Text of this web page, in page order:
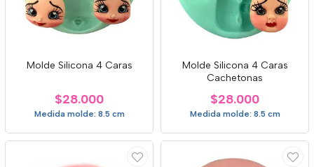
Molde Silicona 4 Caras
$28.000
Medida molde: 8.5 cm
Molde Silicona 4 Caras
Cachetonas
$28.000
Medida molde: 8.5 cm